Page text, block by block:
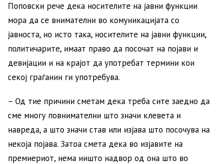
Поповски рече дека носителите на јавни функции
мора да се внимателни во комуникацијата со
јавноста, но исто така, носителите на јавни функции,
политичарите, имаат право да посочат на појави и
девијации и на крајот да употребат термини кои
секој граѓанин ги употребува.
– Од тие причини сметам дека треба сите заедно да
сме многу повнимателни што значи клевета и
навреда, а што значи став или изјава што посочува на
некоја појава. Затоа смета дека во изјавите на
премиериот, нема ништо надвор од она што во